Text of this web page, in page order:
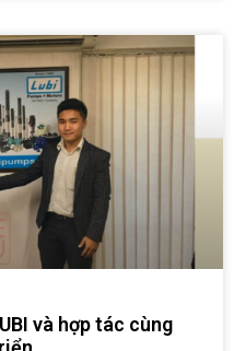
và hợp tác cùng